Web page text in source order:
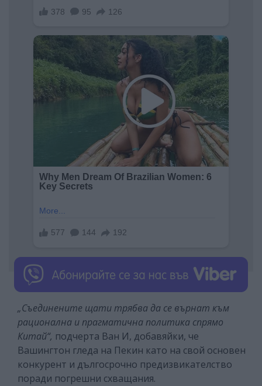
„Съединените щати трябва да се върнат към
рационална и прагматична политика спрямо
Китай“, подчерта Ван И, добавяйки, че
Вашингтон гледа на Пекин като на свой основен
конкурент и дългосрочно предизвикателство
поради погрешни схващания.